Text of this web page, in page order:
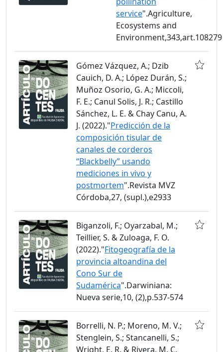
service".Agriculture,
Ecosystems and
Environment,343,art.108279
Gómez Vázquez, A.; Dzib
Cauich, D. A.; López Durán, S.;
Muñoz Osorio, G. A.; Miccoli,
F. E.; Canul Solis, J. R.; Castillo
Sánchez, L. E. & Chay Canu, A.
J. (2022)."Predicción de la
composición tisular de
canales de corderos
“Blackbelly” usando
mediciones in vivo y
postmortem".Revista MVZ
Córdoba,27, (supl.),e2933
Biganzoli, F.; Oyarzabal, M.;
Teillier, S. & Zuloaga, F. O.
(2022)."Fitogeografía de la
provincia altoandina del
Cono Sur de
Sudamérica".Darwiniana:
Nueva serie,10, (2),p.537-574
Borrelli, N. P.; Moreno, M. V.;
Stenglein, S.; Stancanelli, S.;
Wright, E. R. & Rivera, M. C.